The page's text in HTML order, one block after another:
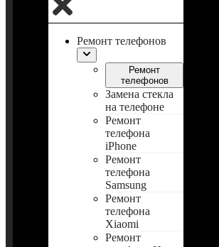
Ремонт телефонов
Ремонт
телефонов
Замена стекла
на телефоне
Ремонт
телефона
iPhone
Ремонт
телефона
Samsung
Ремонт
телефона
Xiaomi
Ремонт